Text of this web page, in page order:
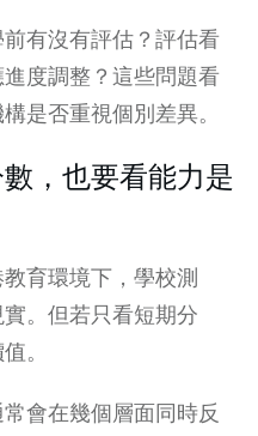
有沒有評估？評估看
度調整？這些問題看
是否重視個別差異。
，也要看能力是
育環境下，學校測
。但若只看短期分
。
會在幾個層面同時反